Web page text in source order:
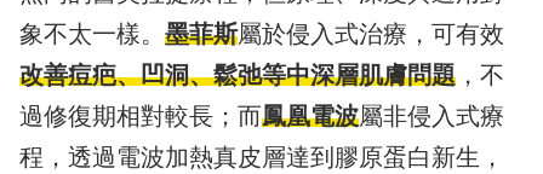
象不太一樣。 墨菲斯屬於侵入式治療，可有效
改善痘疤、凹洞、鬆弛等中深層肌膚問題 ，不
過修復期相對較長；而鳳凰電波屬非侵入式療
程，透過電波加熱真皮層達到膠原蛋白新生，